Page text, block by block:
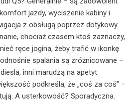
jazdy, wyciszenie kabiny i
z obsługą poprzez dotykowy
chociaż czasem ktoś zaznaczy,
ręce jogina, żeby trafić w ikonkę
spalania są zróżnicowane –
inni marudzą na apetyt
podkreśla, że „coś za coś” –
A usterkowość? Sporadyczna.